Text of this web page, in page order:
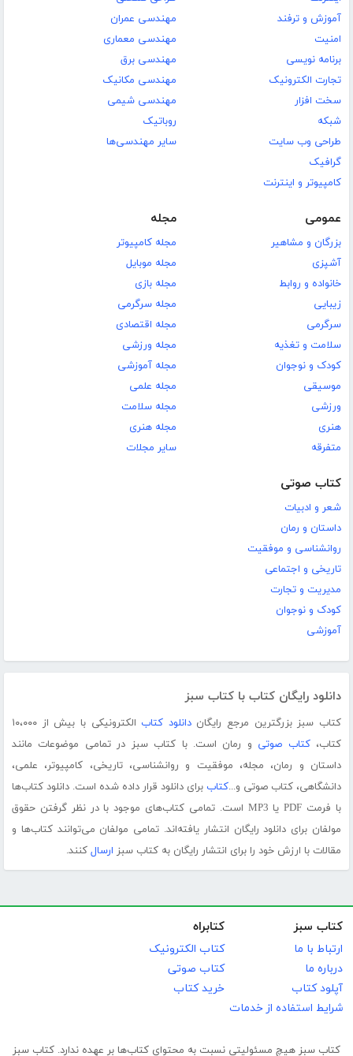
آموزش و ترفند
امنیت
برنامه نویسی
تجارت الکترونیک
سخت افزار
شبکه
طراحی وب سایت
گرافیک
کامپیوتر و اینترنت
مهندسی عمران
مهندسی معماری
مهندسی برق
مهندسی مکانیک
مهندسی شیمی
روباتیک
سایر مهندسی‌ها
عمومی
بزرگان و مشاهیر
آشپزی
خانواده و روابط
زیبایی
سرگرمی
سلامت و تغذیه
کودک و نوجوان
موسیقی
ورزشی
هنری
متفرقه
مجله
مجله کامپیوتر
مجله موبایل
مجله بازی
مجله سرگرمی
مجله اقتصادی
مجله ورزشی
مجله آموزشی
مجله علمی
مجله سلامت
مجله هنری
سایر مجلات
کتاب صوتی
شعر و ادبیات
داستان و رمان
روانشناسی و موفقیت
تاریخی و اجتماعی
مدیریت و تجارت
کودک و نوجوان
آموزشی
دانلود رایگان کتاب با کتاب سبز
کتاب سبز بزرگترین مرجع رایگاندانلود کتاب
الکترونیکی با بیش از ۱۰،۰۰۰
کتاب،کتاب صوتی و رمان است. با کتاب سبز در تمامی موضوعات مانند
داستان و رمان، مجله، موفقیت و روانشناسی، تاریخی، کامپیوتر، علمی،
دانشگاهی، کتاب صوتی و...کتاب برای دانلود قرار داده شده است. دانلود کتاب‌ها
با فرمت PDF یا MP3 است. تمامی کتاب‌های موجود با در نظر گرفتن حقوق
مولفان برای دانلود رایگان انتشار یافته‌اند. تمامی مولفان می‌توانند کتاب‌ها و
مقالات با ارزش خود را برای انتشار رایگان به کتاب سبز ارسال کنند.
کتاب سبز
ارتباط با ما
درباره ما
آپلود کتاب
شرایط استفاده از خدمات
کتابراه
کتاب الکترونیک
کتاب صوتی
خرید کتاب
کتاب سبز هیچ مسئولیتی نسبت به محتوای کتاب‌ها بر عهده ندارد. کتاب سبز